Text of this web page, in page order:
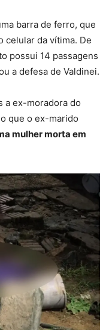
barra de ferro, que
celular da vítima. De
possui 14 passagens
a defesa de Valdinei.
a ex-moradora do
que o ex-marido
mulher morta em